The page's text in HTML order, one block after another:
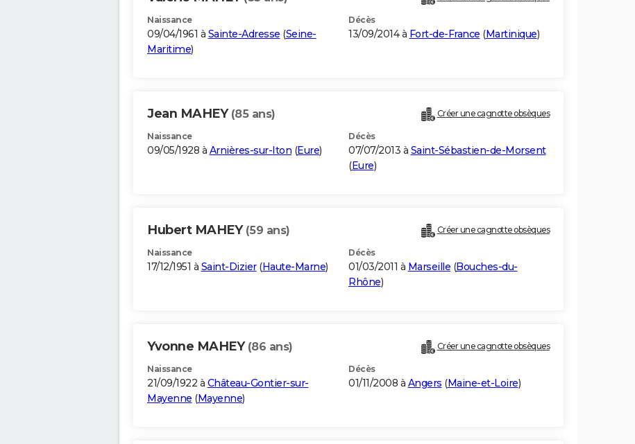
Naissance
09/04/1961 à Sainte-Adresse (Seine-
Maritime)
Décès
13/09/2014 à Fort-de-France (Martinique)
Jean MAHEY (85 ans) Créer une cagnotte obsèques
Naissance
09/05/1928 à Arnières-sur-Iton (Eure)
Décès
07/07/2013 à Saint-Sébastien-de-Morsent
(Eure)
Hubert MAHEY (59 ans) Créer une cagnotte obsèques
Naissance
17/12/1951 à Saint-Dizier(Haute-Marne)
Décès
01/03/2011 à Marseille (Bouches-du-
Rhône)
Yvonne MAHEY (86 ans) Créer une cagnotte obsèques
Naissance
21/09/1922 à Château-Gontier-sur-
Mayenne (Mayenne)
Décès
01/11/2008 à Angers (Maine-et-Loire)